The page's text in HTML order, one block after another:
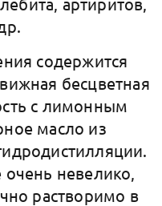
содержится
бесцветная
с лимонным
масло из
невелико,
растворимо в